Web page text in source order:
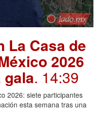
La Casa de
2026
gala. 14:39
2026: siete participantes
esta semana tras una